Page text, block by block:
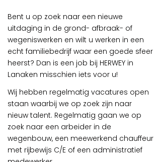
Bent u op zoek naar een nieuwe
uitdaging in de grond- afbraak- of
wegeniswerken en wilt u werken in een
echt familiebedrijf waar een goede sfeer
heerst? Dan is een job bij HERWEY in
Lanaken misschien iets voor u!
Wij hebben regelmatig vacatures open
staan waarbij we op zoek zijn naar
nieuw talent. Regelmatig gaan we op
zoek naar een arbeider in de
wegenbouw, een meewerkend chauffeur
met rijbewijs C/E of een administratief